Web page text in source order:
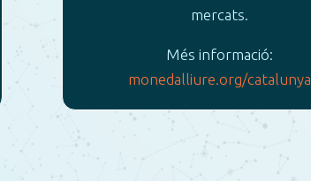
mercats.
Més informació:
monedalliure.org/catalunya